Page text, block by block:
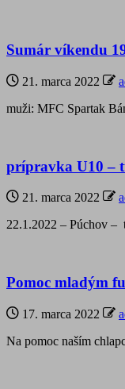
Sumár víkendu
21. marca 2022
muži: MFC Spartak
prípravka U10 –
21. marca 2022
22.1.2022 – Púchov
Pomoc mladým
17. marca 2022
Na pomoc naším